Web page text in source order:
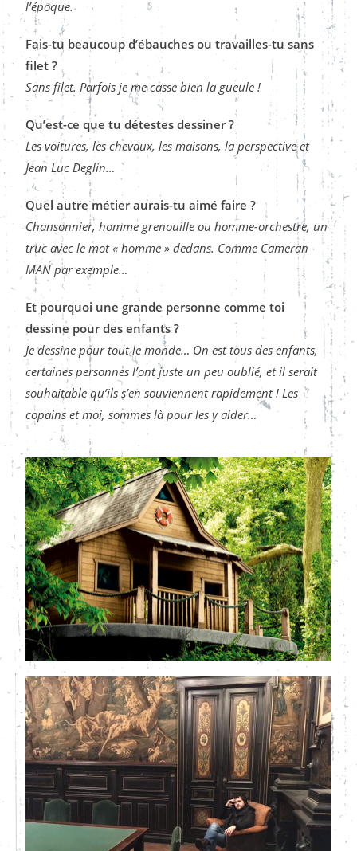
l’époque.
Fais-tu beaucoup d’ébauches ou travailles-tu sans
filet ?
Sans filet. Parfois je me casse bien la gueule !
Qu’est-ce que tu détestes dessiner ?
Les voitures, les chevaux, les maisons, la perspective et
Jean Luc Deglin…
Quel autre métier aurais-tu aimé faire ?
Chansonnier, homme grenouille ou homme-orchestre, un
truc avec le mot « homme » dedans. Comme Cameran
MAN par exemple…
Et pourquoi une grande personne comme toi
dessine pour des enfants ?
Je dessine pour tout le monde… On est tous des enfants,
certaines personnes l’ont juste un peu oublié, et il serait
souhaitable qu’ils s’en souviennent rapidement ! Les
copains et moi, sommes là pour les y aider…